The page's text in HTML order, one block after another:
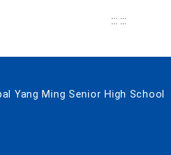
::: :::
Yang Ming Senior High School